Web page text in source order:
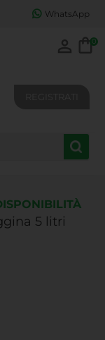
0
WhatsApp
5 litri